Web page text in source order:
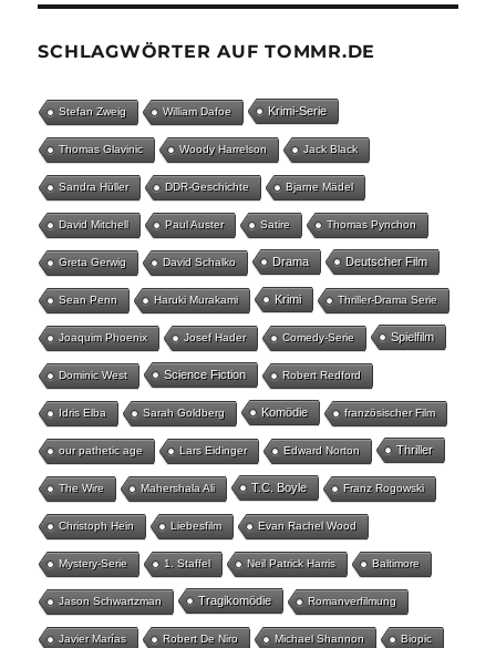
SCHLAGWÖRTER AUF TOMMR.DE
Stefan Zweig William Dafoe Krimi-Serie
Thomas Glavinic Woody Harrelson Jack Black
Sandra Hüller DDR-Geschichte Bjarne Mädel
David Mitchell Paul Auster Satire Thomas Pynchon
Greta Gerwig David Schalko Drama Deutscher Film
Sean Penn Haruki Murakami Krimi Thriller-Drama Serie
Joaquim Phoenix Josef Hader Comedy-Serie Spielfilm
Dominic West Science Fiction Robert Redford
Idris Elba Sarah Goldberg Komödie französischer Film
our pathetic age Lars Eidinger Edward Norton Thriller
The Wire Mahershala Ali T.C. Boyle Franz Rogowski
Christoph Hein Liebesfilm Evan Rachel Wood
Mystery-Serie 1. Staffel Neil Patrick Harris Baltimore
Jason Schwartzman Tragikomödie Romanverfilmung
Javier Marías Robert De Niro Michael Shannon Biopic